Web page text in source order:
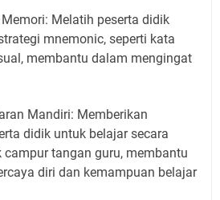
Melatih peserta didik
mnemonic, seperti kata
membantu dalam mengingat
Mandiri: Memberikan
didik untuk belajar secara
tangan guru, membantu
diri dan kemampuan belajar